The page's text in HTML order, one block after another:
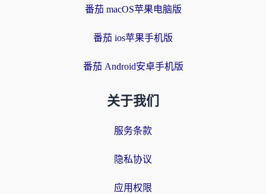
番茄 macOS苹果电脑版
番茄 ios苹果手机版
番茄 Android安卓手机版
关于我们
服务条款
隐私协议
应用权限